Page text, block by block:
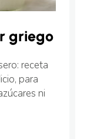
griego
receta
para
ni